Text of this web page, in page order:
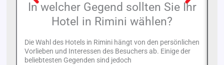
In welcher Gegend sollten Sie Ihr
Hotel in Rimini wählen?
Die Wahl des Hotels in Rimini hängt von den persönlichen
Vorlieben und Interessen des Besuchers ab. Einige der
beliebtesten Gegenden sind jedoch